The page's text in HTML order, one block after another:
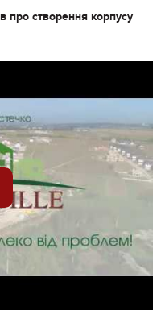
про створення корпусу